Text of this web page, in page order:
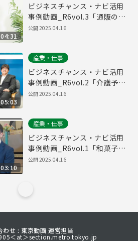
04:31
ビジネスチャンス・ナビ活用
事例動画_R6vol.3「通販の主
要商品探しで活用」
公開2025.04.16
05:03
産業・仕事
ビジネスチャンス・ナビ活用
事例動画_R6vol.2「介護予
防・リハビリ用運動機器開発
公開2025.04.16
03:10
産業・仕事
ビジネスチャンス・ナビ活用
事例動画_R6vol.1「和菓子屋
が資材調達探しに活用」
公開2025.04.16
わせ : 東京動画 運営担当
＜at＞section.metro.tokyo.jp